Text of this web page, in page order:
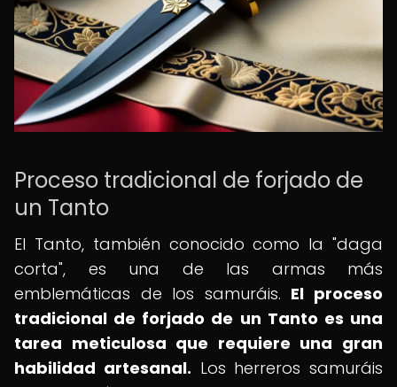
Proceso tradicional de forjado de
un Tanto
El Tanto, también conocido como la "daga
corta", es una de las armas más
emblemáticas de los samuráis. El proceso
tradicional de forjado de un Tanto es una
tarea meticulosa que requiere una gran
habilidad artesanal. Los herreros samuráis